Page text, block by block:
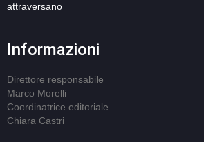
attraversano
Informazioni
Direttore responsabile
Marco Morelli
Coordinatrice editoriale
Chiara Castri